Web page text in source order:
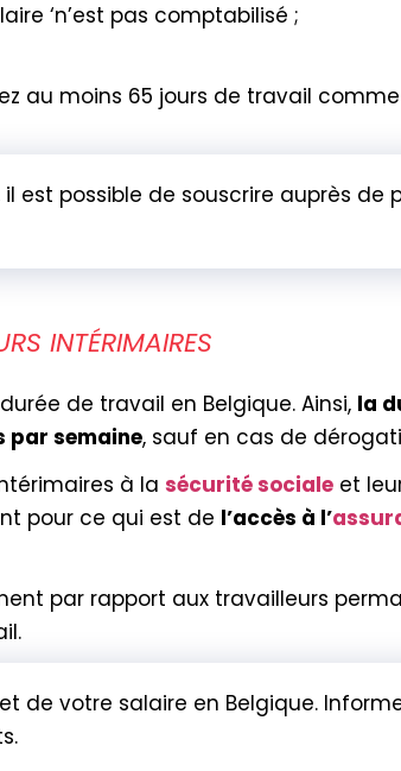
‘n’est pas comptabilisé ;
au moins 65 jours de travail
est possible de souscrire auprès de
INTÉRIMAIRES
de travail en Belgique. Ainsi, la
par semaine, sauf en cas de
à la sécurité sociale et
pour ce qui est de l’accès à l’
par rapport aux travailleurs
votre salaire en Belgique.